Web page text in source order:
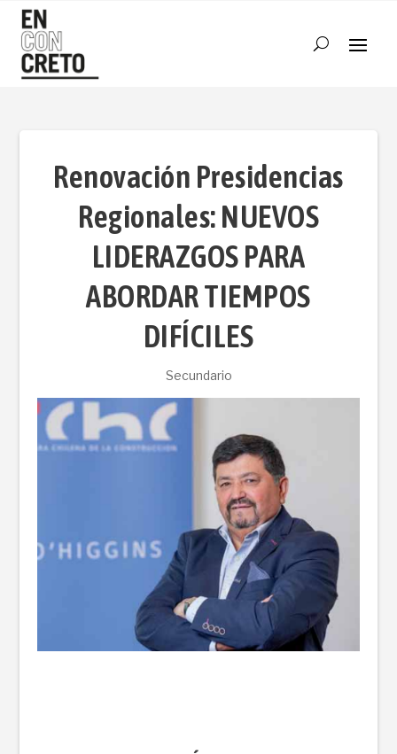
Renovación Presidencias
Regionales: NUEVOS
LIDERAZGOS PARA
ABORDAR TIEMPOS
DIFÍCILES
Secundario